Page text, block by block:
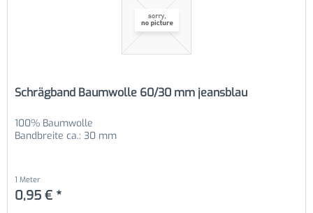
Schrägband Baumwolle 60/30 mm jeansblau
100% Baumwolle
Bandbreite ca.: 30 mm
1 Meter
0,95 € *